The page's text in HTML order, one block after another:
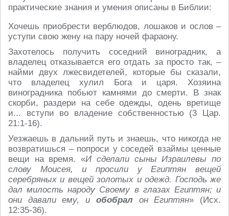
практические знания и умения описаны в Библии:
Хочешь приобрести верблюдов, лошаков и ослов –
уступи свою жену на пару ночей фараону.
Захотелось получить соседний виноградник, а
владелец отказывается его отдать за просто так, –
найми двух лжесвидетелей, которые бы сказали,
что владелец хулил Бога и царя. Хозяина
виноградника побьют камнями до смерти. В знак
скорби, раздери на себе одежды, одень вретище
и... вступи во владение собственностью (3 Цар.
21:1-16).
Уезжаешь в дальний путь и знаешь, что никогда не
возвратишься – попроси у соседей взаймы ценные
вещи на время. «И сделали сыны Израилевы по
слову Моисея, и просили у Египтян вещей
серебряных и вещей золотых и одежд. Господь же
дал милость народу Своему в глазах Египтян; и
они давали ему, и обобралон Египтян» (Исх.
12:35-36).